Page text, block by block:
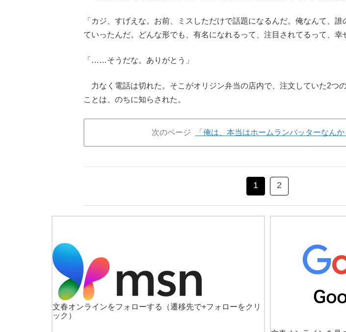
「カジ、すげえな。お前、ミスしただけで話題になるんだ。俺なんて、
ていったんだ。どんな形でも、有名になれるって、注目されてるって、幸
「……そうだな。ありがとう」
力なく電話は切れた。そこがオリジン弁当の店内で、注文していた2つ
ことは、のちに知らされた。
次のページ 「俺は、本当はホームランバッターなんか
1 2
文春オンラインをフォローする
（遷移先で+フォローをクリ
ック）